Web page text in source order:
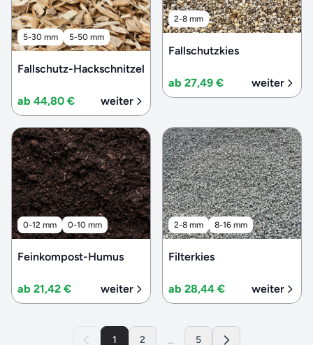
5-30 mm 5-50 mm
Fallschutz-Hackschnitzel
ab 44,80 € weiter
2-8 mm
Fallschutzkies
ab 27,49 € weiter
0-12 mm 0-10 mm
Feinkompost-Humus
ab 21,42 € weiter
2-8 mm 8-16 mm
Filterkies
ab 28,44 € weiter
1 2 ... 5